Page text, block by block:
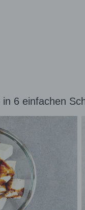
6 einfachen